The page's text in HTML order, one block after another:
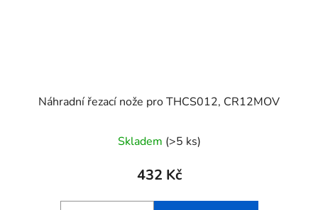
Náhradní řezací nože pro THCS012, CR12MOV
Skladem (>5 ks)
432 Kč